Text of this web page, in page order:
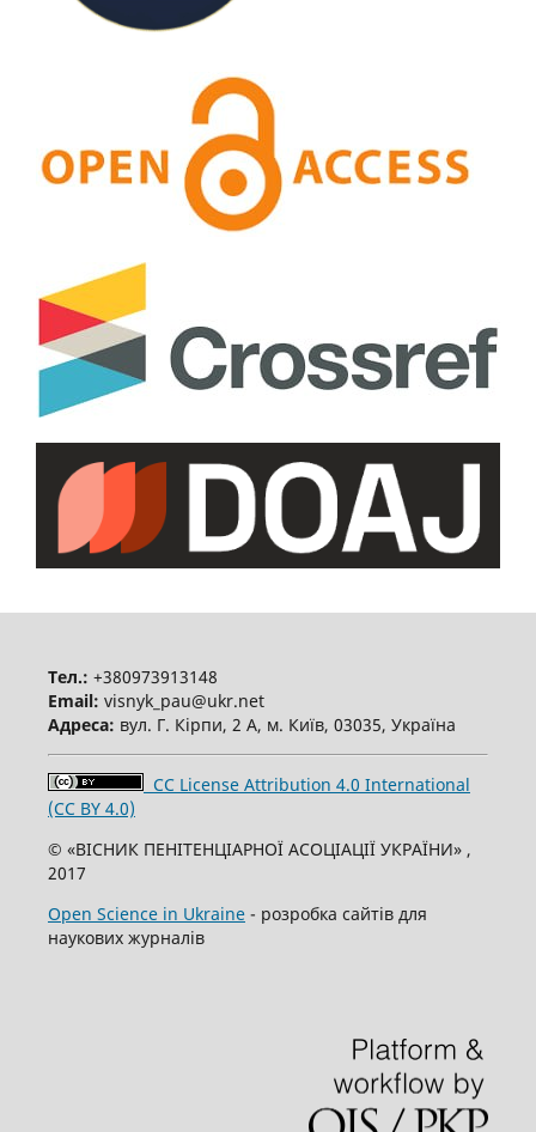
Тел.: +380973913148
Email: visnyk_pau@ukr.net
Адреса: вул. Г. Кірпи, 2 А, м. Київ, 03035, Україна
CC License Attribution 4.0 International
(CC BY 4.0)
© «ВІСНИК ПЕНІТЕНЦІАРНОЇ АСОЦІАЦІЇ УКРАЇНИ» ,
2017
Open Science in Ukraine- розробка сайтів для
наукових журналів